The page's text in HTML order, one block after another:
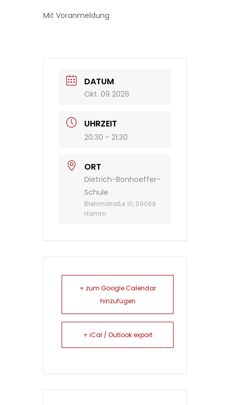
Mit Voranmeldung
DATUM
Okt. 09 2026
UHRZEIT
20:30 - 21:30
ORT
Dietrich-Bonhoeffer-
Schule
Brehmstraße 10, 59069
Hamm
+ zum Google Calendar
hinzufügen
+ iCal / Outlook export